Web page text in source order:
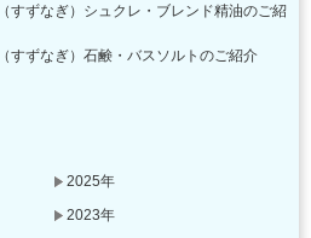
すずなぎ）シュクレ・ブレンド精油のご紹
（すずなぎ）石鹸・バスソルトのご紹介
2025年
2023年